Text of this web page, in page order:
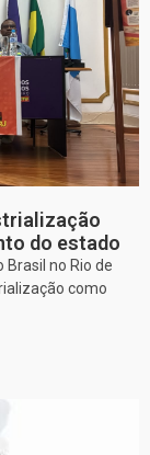
do estado
no Rio de
como